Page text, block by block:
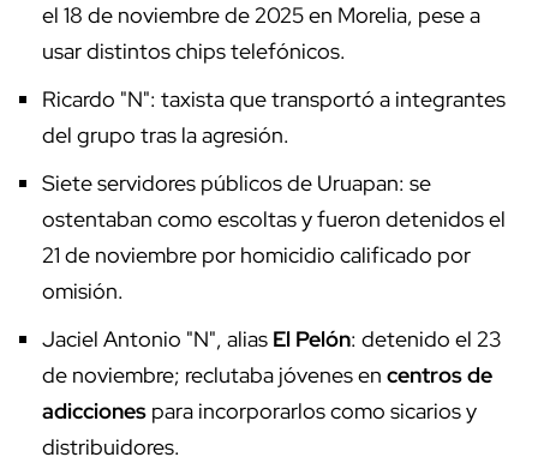
el 18 de noviembre de 2025 en Morelia, pese a
usar distintos chips telefónicos.
Ricardo "N": taxista que transportó a integrantes
del grupo tras la agresión.
Siete servidores públicos de Uruapan: se
ostentaban como escoltas y fueron detenidos el
21 de noviembre por homicidio calificado por
omisión.
Jaciel Antonio "N", alias El Pelón: detenido el 23
de noviembre; reclutaba jóvenes en centros de
adicciones para incorporarlos como sicarios y
distribuidores.